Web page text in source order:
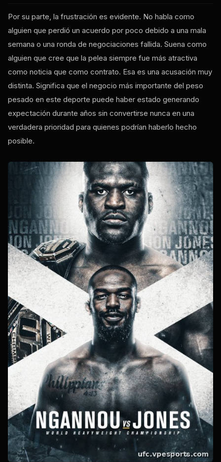
Por su parte, la frustración es evidente. No habla como
alguien que perdió un acuerdo por poco debido a una mala
semana o una ronda de negociaciones fallida. Suena como
alguien que cree que la pelea siempre fue más atractiva
como noticia que como contrato. Esa es una acusación muy
distinta. Significa que el negocio más importante del peso
pesado en este deporte puede haber estado generando
expectación durante años sin convertirse nunca en una
verdadera prioridad para quienes podrían haberlo hecho
posible.